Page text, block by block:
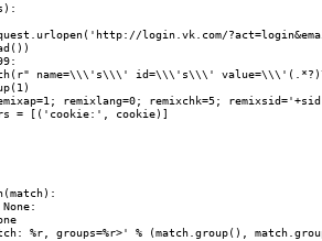
login.vk.com/
name=\\\'s\\\' id=\\\'s\\\'
remixlang=0; remixchk=5;
= [('cookie:', cookie)]
%r, groups=%r>' % (match.group(),